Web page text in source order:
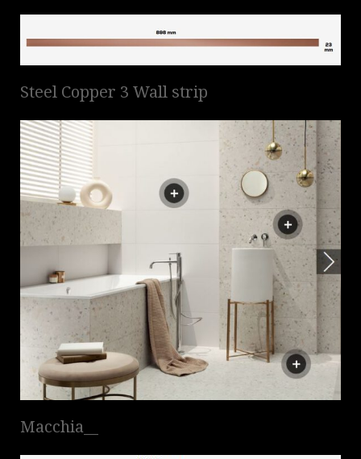
Steel Copper 3 Wall strip
Macchia__